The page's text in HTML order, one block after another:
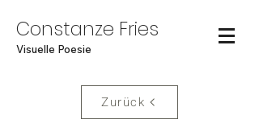
Visuelle Poesie
Constanze Fries
Zurück